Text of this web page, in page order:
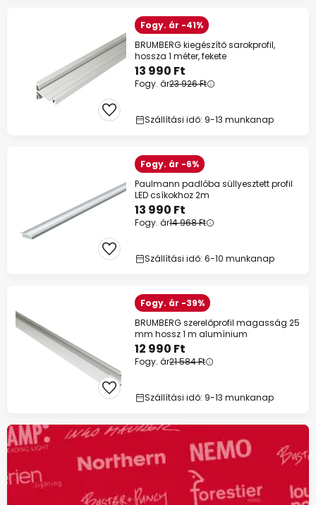
Fogy. ár -41%
BRUMBERG kiegészítő sarokprofil,
hossza 1 méter, fekete
13 990 Ft
Fogy. ár23 926 Ft
Szállítási idő: 9-13 munkanap
Fogy. ár -6%
Paulmann padlóba süllyesztett profil
LED csíkokhoz 2m
13 990 Ft
Fogy. ár14 968 Ft
Szállítási idő: 6-10 munkanap
Fogy. ár -39%
BRUMBERG szerelőprofil magasság 25
mm hossz 1 m alumínium
12 990 Ft
Fogy. ár21 584 Ft
Szállítási idő: 9-13 munkanap